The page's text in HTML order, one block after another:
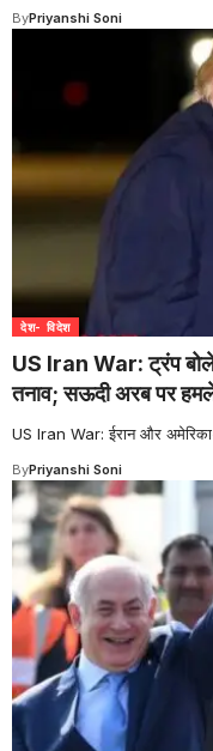
ByPriyanshi Soni
देश- विदेश
US Iran War: ट्रंप
तनाव; सऊदी अरब पर
US Iran War: ईरान और
ByPriyanshi Soni